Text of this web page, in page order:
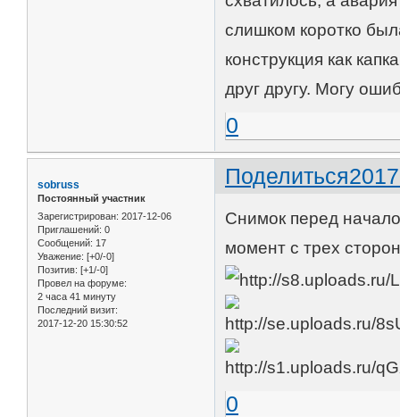
слишком коротко
конструкция как
друг другу. Могу
0
Поделиться
sobruss
Постоянный участник
Зарегистрирован: 2017-12-06
Приглашений: 0
Сообщений: 17
Уважение: [+0/-0]
Позитив: [+1/-0]
Провел на форуме:
2 часа 41 минуту
Последний визит:
2017-12-20 15:30:52
Снимок перед
момент с трех
0